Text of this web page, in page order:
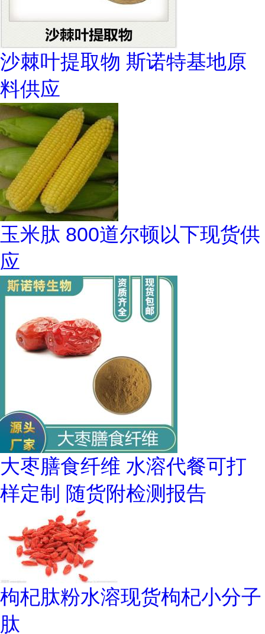
沙棘叶提取物 斯诺特基地原
料供应
玉米肽 800道尔顿以下现货供
应
大枣膳食纤维 水溶代餐可打
样定制 随货附检测报告
枸杞肽粉水溶现货枸杞小分子
肽